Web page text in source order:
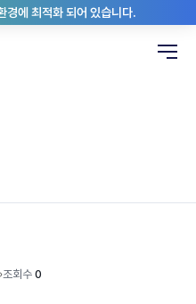
경에 최적화 되어 있습니다.
조회수 0